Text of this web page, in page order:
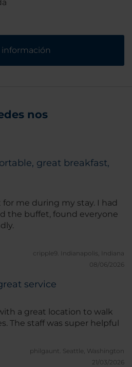
información
nos
great breakfast,
me during my stay. I had
the buffet, found everyone
cripple9.
Indianapolis, Indiana
08/06/2026
service
a great location to walk
and enjoy Buenos Aires. The staff was super helpful
philgaunt. Seattle, Washington
21/03/2026